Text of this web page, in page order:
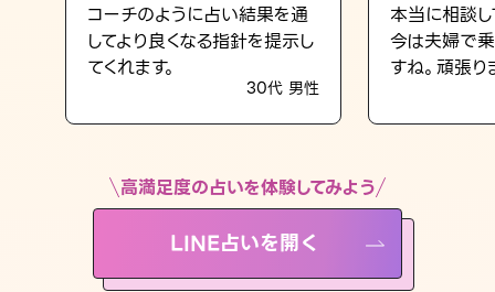
LINE占いを開く
※LINEアプリ内のサービスページへ遷移します
コーチのように占い結果を通
してより良くなる指針を提示し
てくれます。
30代 男性
本当に相談し
今は夫婦で
すね。頑張り
高満足度の占いを体験してみよう
LINE占いを開く